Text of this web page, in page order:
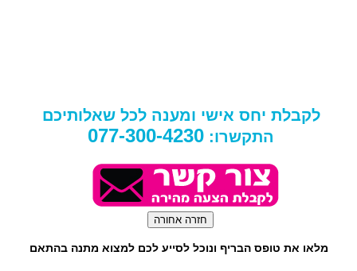
לקבלת יחס אישי ומענה לכל שאלותיכם
התקשרו: 077-300-4230
מלאו את טופס הבריף ונוכל לסייע לכם למצוא מתנה בהתאם